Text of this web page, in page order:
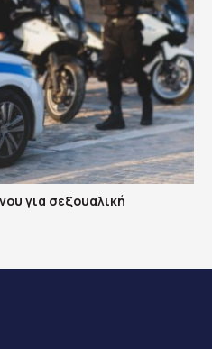
για σεξουαλική